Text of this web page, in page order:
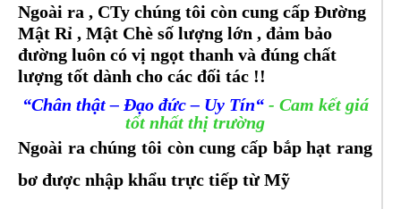
Ngoài ra , CTy chúng tôi còn cung cấp Đường
Mật Rỉ , Mật Chè số lượng lớn , đảm bảo
đường luôn có vị ngọt thanh và đúng chất
lượng tốt dành cho các đối tác !!
“Chân thật – Đạo đức – Uy Tín“ - Cam kết giá
tốt nhất thị trường
Ngoài ra chúng tôi còn cung cấp bắp hạt rang
bơ được nhập khẩu trực tiếp từ Mỹ